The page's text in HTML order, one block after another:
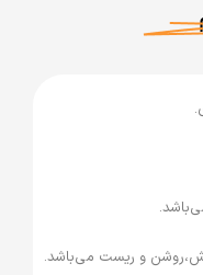
می‌باشد.